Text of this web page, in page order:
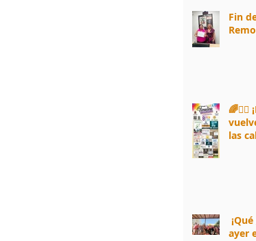
Fin
🌈🏃‍♀️
las
ayer